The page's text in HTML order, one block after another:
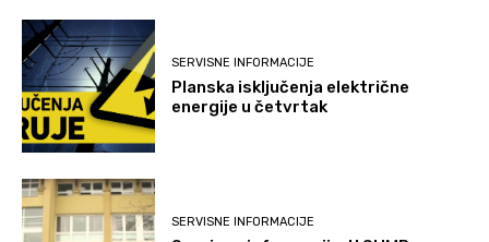
SERVISNE INFORMACIJE
Planska isključenja električne
energije u četvrtak
SERVISNE INFORMACIJE